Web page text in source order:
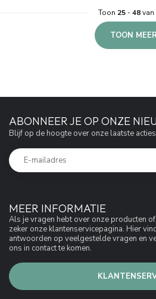
Toon 25-48van
TOON
MEER INFORMATIE
Als je vragen hebt over onze producten
zeker onze klantenservicepagina. Hier
antwoorden op veelgestelde vragen en
ons in contact te komen.
ABONNEER JE OP ONZE
Blijf op de hoogte over onze laatste acties